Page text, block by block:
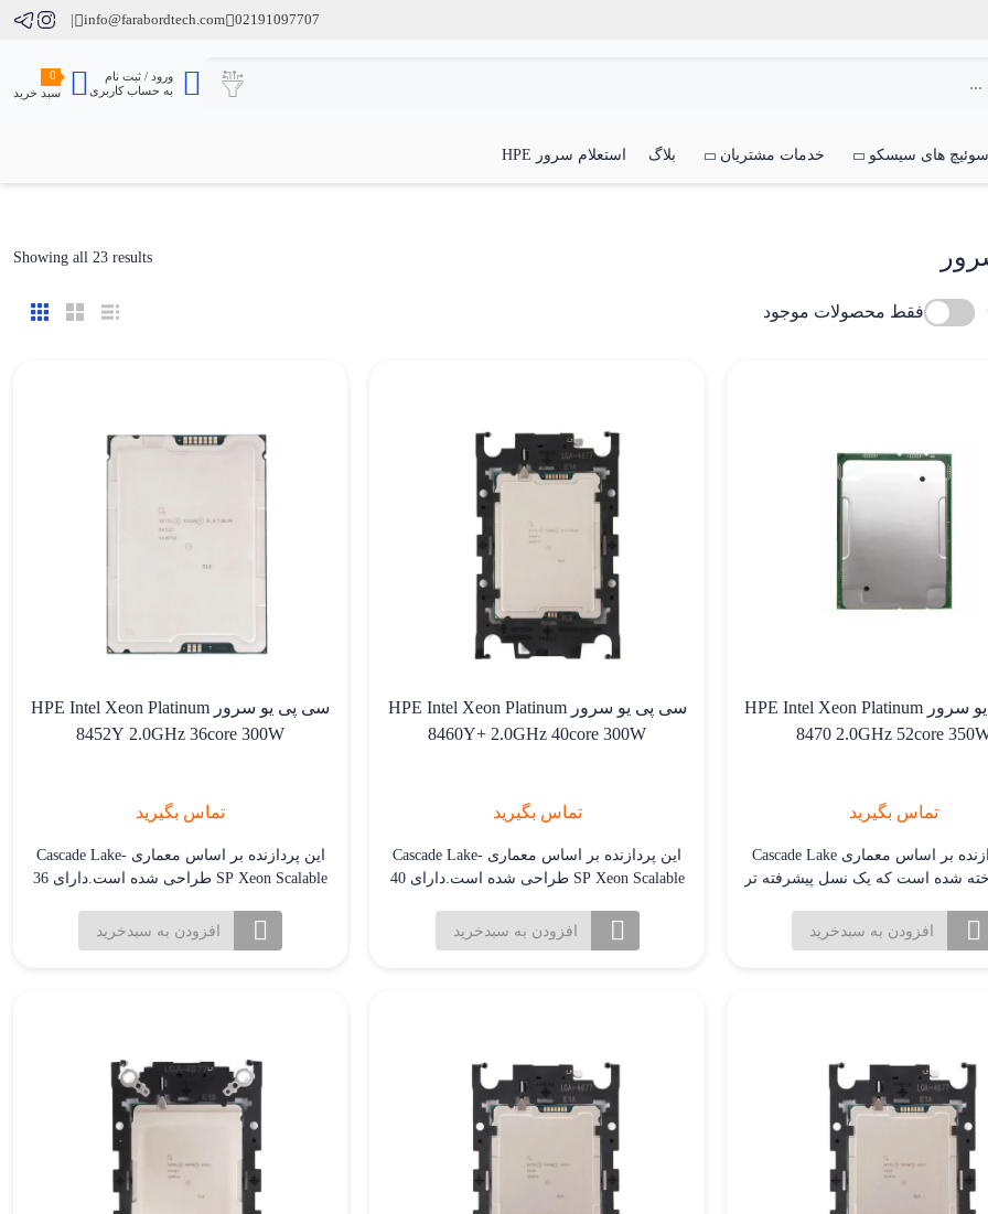
02191097707
info@farabordtech.com
ورود / ثبت نام
به حساب کاربری
0
سبد خرید
سوئیچ های سیسکو خدمات مشتریان بلاگ استعلام سرور HPE
Showing all 23 results
فقط محصولات موجود
سی پی یو سرور HPE Intel Xeon Platinum
8470 2.0GHz 52core
تماس بگیرید
این پردازنده بر اساس معماری Cascade Lake
شده است که یک نسل پیشرفته تر
کارایی انرژی و قابلیت های امنیتی
کمک می کند.این پردازنده 52 هسته فیزیکی و
انرژی مصرف می کند که برای یک
سرور بسیار قوی محسوب می
شود.پردازنده 8470 دارای 105 مگابایت کش
است که به افزایش عملکرد و کاهش
حافظه اصلی کمک می کند.
افزودن به سبدخرید
سی پی یو سرور HPE Intel Xeon Platinum
8460Y+ 2.0GHz 40core 300W
تماس بگیرید
این پردازنده بر اساس معماری Cascade Lake-
SP Xeon Scalable طراحی شده است.دارای 40
گیگاهرتز و حداکثر فرکانس بوست 3.4
افزودن به سبدخرید
سی پی یو سرور HPE Intel Xeon Platinum
8452Y 2.0GHz 36core 300W
تماس بگیرید
این پردازنده بر اساس معماری Cascade Lake-
SP Xeon Scalable طراحی شده است.دارای 36
بالا در کاربردهای چند رشته ای و پردازش
موازی. فرکانس پایه 2.7 گیگاهرتز که با
افزودن به سبدخرید